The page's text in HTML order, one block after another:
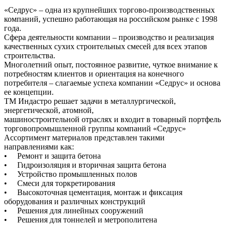
«Седрус» – одна из крупнейших торгово-производственных
компаний, успешно работающая на российском рынке с 1998
года.
Сфера деятельности компании – производство и реализация
качественных сухих строительных смесей для всех этапов
строительства.
Многолетний опыт, постоянное развитие, чуткое внимание к
потребностям клиентов и ориентация на конечного
потребителя – слагаемые успеха компании «Седрус» и основа
ее концепции.
ТМ Индастро решает задачи в металлургической,
энергетической, атомной,
машиностроительной отраслях и входит в товарный портфель
торговопромышленной группы компаний «Седрус»
Ассортимент материалов представлен такими
направлениями как:
• Ремонт и защита бетона
• Гидроизоляция и вторичная защита бетона
• Устройство промышленных полов
• Смеси для торкретирования
• Высокоточная цементация, монтаж и фиксация
оборудования и различных конструкций
• Решения для линейных сооружений
• Решения для тоннелей и метрополитена